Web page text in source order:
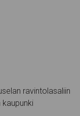
ravintolasaliin